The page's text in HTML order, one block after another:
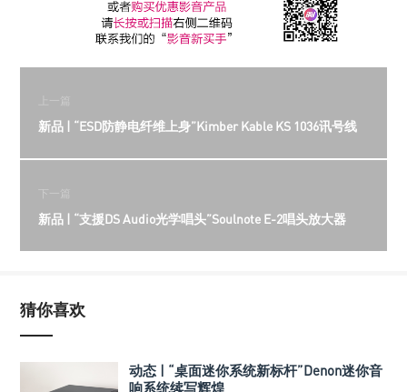
上一篇
新品 | “ESD防静电纤维上身”Kimber Kable KS 1036讯号线
下一篇
新品 | “支援DS Audio光学唱头”Soulnote E-2唱头放大器
猜你喜欢
动态 | “桌面迷你系统新标杆”Denon迷你音
响系统续写辉煌